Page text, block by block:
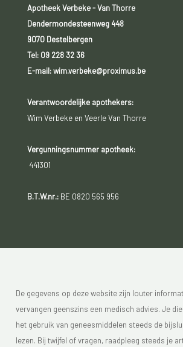
Apotheek Verbeke - Van Thorre
Dendermondesteenweg 448
9070 Destelbergen
Tel: 09 228 32 36
E-mail: wim.verbeke@proximus.be
Verantwoordelijke apothekers:
Wim Verbeke en Veerle Van Thorre
Vergunningsnummer apotheek:
441301
B.T.W.nr.:BE 0820 565 956
De gegevens op deze website zijn louter
vervangen geenszins een medisch advies. Je
het gebruik van geneesmiddelen steeds de
lezen. Bij twijfel of vragen, raadpleeg steeds je